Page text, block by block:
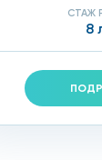
СТАЖ
8